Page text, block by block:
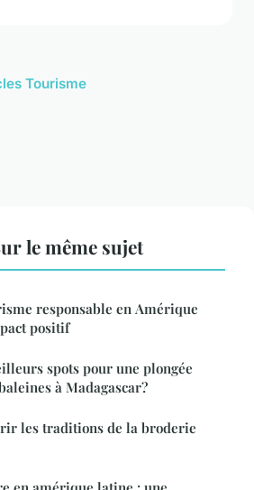
Tourisme
le même sujet
responsable en Amérique
positif
spots pour une plongée
à Madagascar?
les traditions de la broderie